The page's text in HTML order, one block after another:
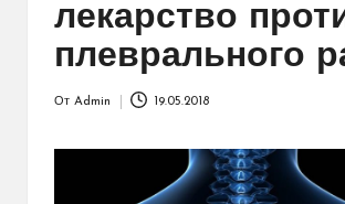
лекарство
плеврального
От Admin 19.05.2018